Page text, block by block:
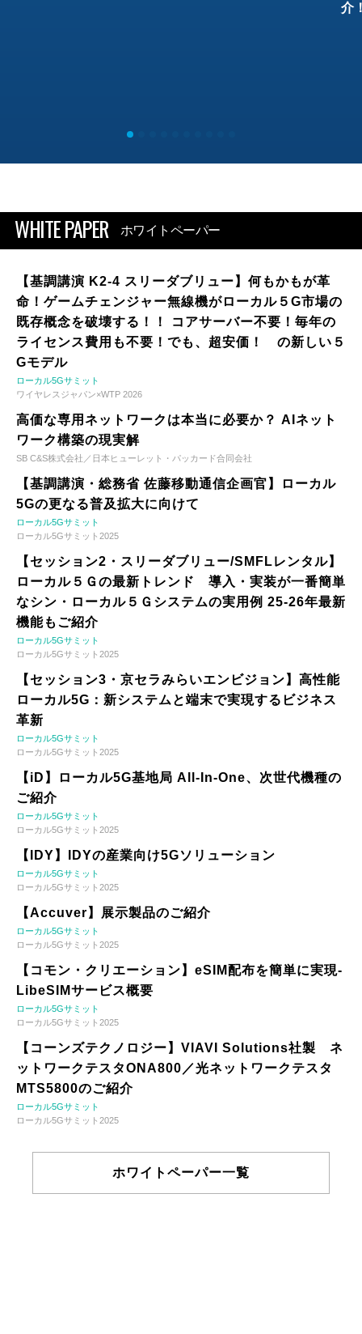
介
WHITE PAPER ホワイトペーパー
【基調講演 K2-4 スリーダブリュー】何もかもが革
命！ゲームチェンジャー無線機がローカル５G市場の
既存概念を破壊する！！ コアサーバー不要！毎年の
ライセンス費用も不要！でも、超安価！ の新しい５
Gモデル
ローカル5Gサミット
ワイヤレスジャパン×WTP 2026
高価な専用ネットワークは本当に必要か？ AIネット
ワーク構築の現実解
SB C&S株式会社／日本ヒューレット・パッカード合同会社
【基調講演・総務省 佐藤移動通信企画官】ローカル
5Gの更なる普及拡大に向けて
ローカル5Gサミット
ローカル5Gサミット2025
【セッション2・スリーダブリュー/SMFLレンタル】
ローカル５Ｇの最新トレンド 導入・実装が一番簡単
なシン・ローカル５Ｇシステムの実用例 25-26年最新
機能もご紹介
ローカル5Gサミット
ローカル5Gサミット2025
【セッション3・京セラみらいエンビジョン】高性能
ローカル5G：新システムと端末で実現するビジネス
革新
ローカル5Gサミット
ローカル5Gサミット2025
【iD】ローカル5G基地局 All-In-One、次世代機種の
ご紹介
ローカル5Gサミット
ローカル5Gサミット2025
【IDY】IDYの産業向け5Gソリューション
ローカル5Gサミット
ローカル5Gサミット2025
【Accuver】展示製品のご紹介
ローカル5Gサミット
ローカル5Gサミット2025
【コモン・クリエーション】eSIM配布を簡単に実現-
LibeSIMサービス概要
ローカル5Gサミット
ローカル5Gサミット2025
【コーンズテクノロジー】VIAVI Solutions社製 ネ
ットワークテスタONA800／光ネットワークテスタ
MTS5800のご紹介
ローカル5Gサミット
ローカル5Gサミット2025
ホワイトペーパー一覧